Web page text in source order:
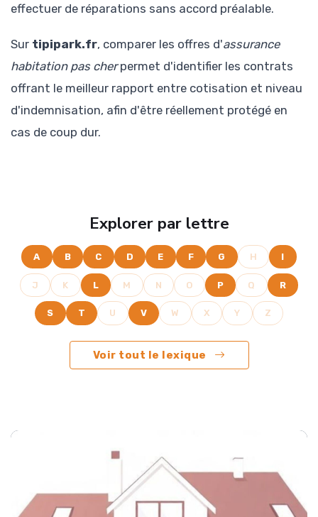
effectuer de réparations sans accord préalable.
Sur tipipark.fr, comparer les offres d'assurance
habitation pas cherpermet d'identifier les contrats
offrant le meilleur rapport entre cotisation et niveau
d'indemnisation, afin d'être réellement protégé en
cas de coup dur.
Explorer par lettre
A B C D E F G H I
J K L M N O P Q R
S T U V W X Y Z
Voir tout le lexique